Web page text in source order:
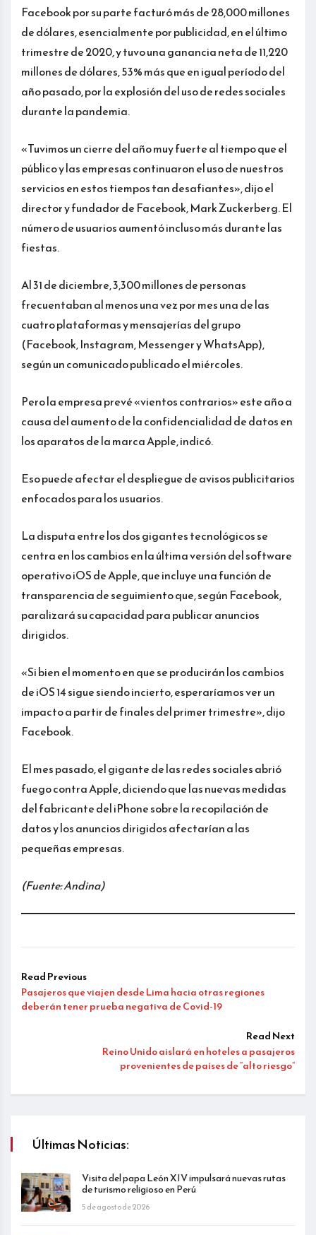
Facebook por su parte facturó más de 28,000 millones
de dólares, esencialmente por publicidad, en el último
trimestre de 2020, y tuvo una ganancia neta de 11,220
millones de dólares, 53% más que en igual período del
año pasado, por la explosión del uso de redes sociales
durante la pandemia.
«Tuvimos un cierre del año muy fuerte al tiempo que el
público y las empresas continuaron el uso de nuestros
servicios en estos tiempos tan desafiantes», dijo el
director y fundador de Facebook, Mark Zuckerberg. El
número de usuarios aumentó incluso más durante las
fiestas.
Al 31 de diciembre, 3,300 millones de personas
frecuentaban al menos una vez por mes una de las
cuatro plataformas y mensajerías del grupo
(Facebook, Instagram, Messenger y WhatsApp),
según un comunicado publicado el miércoles.
Pero la empresa prevé «vientos contrarios» este año a
causa del aumento de la confidencialidad de datos en
los aparatos de la marca Apple, indicó.
Eso puede afectar el despliegue de avisos publicitarios
enfocados para los usuarios.
La disputa entre los dos gigantes tecnológicos se
centra en los cambios en la última versión del software
operativo iOS de Apple, que incluye una función de
transparencia de seguimiento que, según Facebook,
paralizará su capacidad para publicar anuncios
dirigidos.
«Si bien el momento en que se producirán los cambios
de iOS 14 sigue siendo incierto, esperaríamos ver un
impacto a partir de finales del primer trimestre», dijo
Facebook.
El mes pasado, el gigante de las redes sociales abrió
fuego contra Apple, diciendo que las nuevas medidas
del fabricante del iPhone sobre la recopilación de
datos y los anuncios dirigidos afectarían a las
pequeñas empresas.
(Fuente: Andina)
Read Previous
Pasajeros que viajen desde Lima hacia otras regiones
deberán tener prueba negativa de Covid-19
Read Next
Reino Unido aislará en hoteles a pasajeros
provenientes de países de “alto riesgo”
Últimas Noticias:
Visita del papa León XIV impulsará nuevas rutas
de turismo religioso en Perú
5 de agosto de 2026